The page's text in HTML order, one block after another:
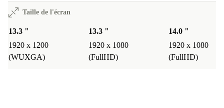
Taille de l'écran
13.3 "
1920 x 1200
(WUXGA)
13.3 "
1920 x 1080
(FullHD)
14.0 "
1920 x 1080
(FullHD)